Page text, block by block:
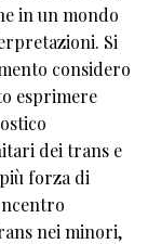
in un mondo
Si
considero
esprimere
dei trans e
forza di
nei minori,